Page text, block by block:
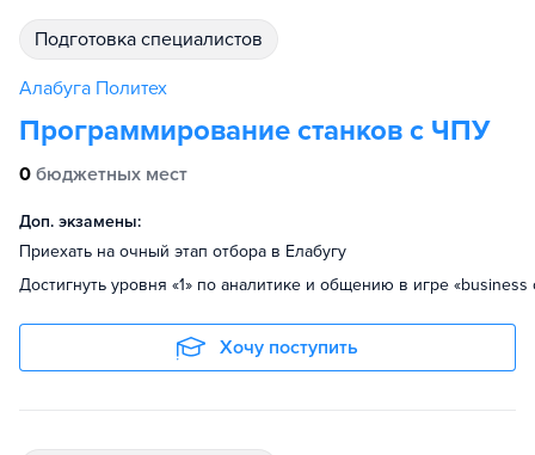
подготовка специалистов
Алабуга Политех
Программирование станков с ЧПУ
0 бюджетных мест
Доп. экзамены:
Приехать на очный этап отбора в Елабугу
Достигнуть уровня «1» по аналитике и общению в игре «business
Хочу поступить